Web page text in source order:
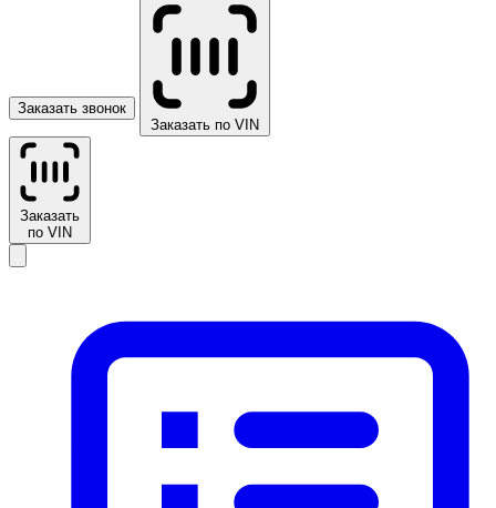
Заказать звонок
Заказать по VIN
Заказать
по VIN